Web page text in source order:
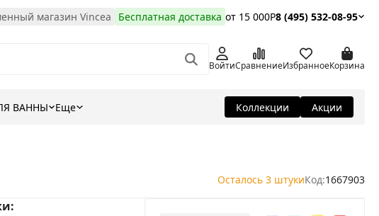
магазин Vincea Бесплатная доставка от 15 000Р8 (495) 532-08-95
ВойтиСравнениеИзбранноеКорзина
ВАННЫ Еще Коллекции Акции
Осталось 3 штукиКод:1667903